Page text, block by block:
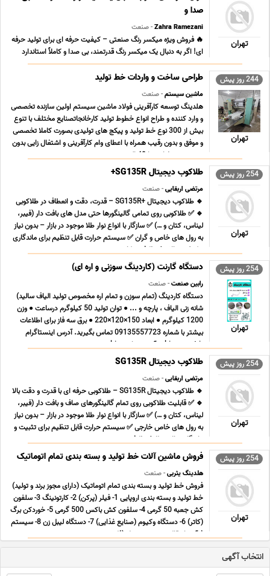
تهران
صدا و
Zahra Ramezani- صنعت
🔥 فروش ویژه میکسر رنگ صنعتی – کیفیت حرفه ای برای تولید حرفه
ای! اگر به دنبال یک میکسر رنگ قدرتمند، بی صدا و کاملاً استاندارد
برای تولید رنگ، رزین، جوهر، چسب یا مواد شیمیایی هستید، این
دستگاه دقیقاً همان چیزی است که نیاز دارید! ⭐ مشخصات فنی
دستگاه • ✔ حجم مخزن … (قابل سفارشی سازی ... ...
244 روز پیش
تهران
طراحی ساخت و واردات خط تولید
ماشین سیستم- صنعت
هلدینگ توسعه کارآفرینی فولاد ماشین سیستم اولین سازنده تخصصی
و وارد کننده و طراح انواع خطوط تولید کارخانجاتصنایع مختلف با تنوع
بیش از 300 نوع خط تولید و پیکج های تولیدی بصورت کاملا تخصصی
و موفق و بدون رقیب همراه با اعطای وام کارآفرینی و اشتغال زایی بدون
بهره و بدون ضامن تا 40 الی ... ...
254 روز پیش
تهران
طلاکوب دیجیتال SG135R+
مرتضی اربقایی- صنعت
🔹 طلاکوب دیجیتال +SG135R – قدرت، دقت و انعطاف در طلاکوبی
🔹 ✅ طلاکوبی روی تمامی گالینگورها حتی مدل های بافت دار (فیبر،
لیناس، کتان و …) ✅ سازگار با انواع نوار طلا موجود در بازار – بدون نیاز
به رول های خاص و گران ✅ سیستم حرارت قابل تنظیم برای ماندگاری
و کیفیت بالاتر ✅ ظرفیت کاری رو ... ...
254 روز پیش
تهران
دستگاه گارنت (کاردینگ سوزنی و اره ای)
رابین صنعت- صنعت
دستگاه کاردینگ (تمام سوزن و تمام اره مخصوص تولید الیاف سالید)
شانه زنی الیاف ، پارچه و ... ● توان تولید 50 کیلوگرم درساعت ● وزن
1200 کیلوگرم ● ابعاد 150×120×220 ● برق سه فاز برای اطلاعات
بیشتر با شماره 09135557723 تماس بگیرید. آدرس اینستاگرام
rabin_sanat.ir آدرس سایت www.rabin ... ...
254 روز پیش
تهران
طلاکوب دیجیتال SG135R
مرتضی اربقایی- صنعت
🔹 طلاکوب دیجیتال SG135R – طلاکوبی حرفه ای با قدرت و دقت بالا
🔹 ✅ قابلیت طلاکوبی روی تمام گالینگورهای صاف و بافت دار (فیبر،
لیناس، کتان و …) ✅ سازگار با انواع نوار طلا موجود در بازار – بدون نیاز
به رول های خاص خارجی ✅ سیستم حرارت قابل تنظیم برای تثبیت و
ماندگاری بالای طلا ✅ ظرفیت ... ...
254 روز پیش
تهران
فروش ماشین آلات خط تولید و بسته بندی تمام اتوماتیک
هلدینگ یثربی- صنعت
فروش خط تولید و بسته بندی تمام اتوماتیک (دارای مجوز برند و تولید)
خط تولید و بسته بندی اروپایی 1- فیلر (پرکن) 2- کارتونینگ 3- سلفون
کش جعبه 50 گرمی 4- سلفون کش باکس 500 گرمی 5- خوردکن برگ
(کاتر) 6- دستگاه وکیوم (صنایع غذایی) 7- دستگاه لیبل زن 8- سیستم
فرآیند انتقال شربت محصول (فل ... ...
انتخاب آگهی